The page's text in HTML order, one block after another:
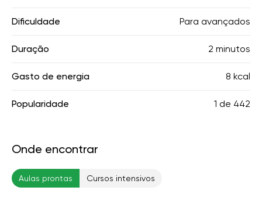
Dificuldade Para avançados
Duração 2 minutos
Gasto de energia 8 kcal
Popularidade 1 de 442
Onde encontrar
Aulas prontas Cursos intensivos